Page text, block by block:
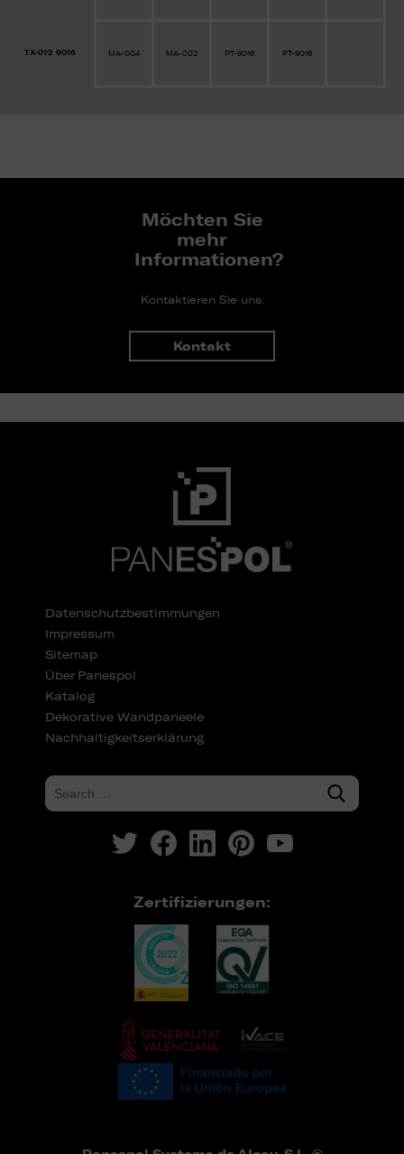
TX-072 9016 MA-004 MA-002 PT-9016 PT-9016
Möchten Sie
mehr
Informationen?
Kontaktieren Sie uns.
Kontakt
Datenschutzbestimmungen
Impressum
Sitemap
Über Panespol
Katalog
Dekorative Wandpaneele
Nachhaltigkeitserklärung
Zertifizierungen: